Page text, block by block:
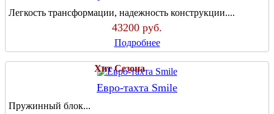
Легкость трансформации, надежность конструкции....
43200 руб.
Подробнее
Хит Сезона
Евро-тахта Smile
Пружинный блок...